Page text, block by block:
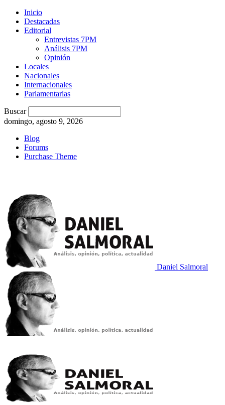
Inicio
Destacadas
Editorial
Entrevistas 7PM
Análisis 7PM
Opinión
Locales
Nacionales
Internacionales
Parlamentarias
Buscar
domingo, agosto 9, 2026
Blog
Forums
Purchase Theme
Daniel Salmoral